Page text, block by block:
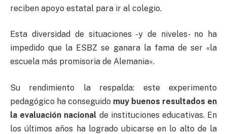
reciben apoyo estatal para ir al colegio.
Esta diversidad de situaciones -y de niveles- no ha
impedido que la ESBZ se ganara la fama de ser «la
escuela más promisoria de Alemania».
Su rendimiento la respalda: este experimento
pedagógico ha conseguido muy buenos resultados en
la evaluación nacional de instituciones educativas. En
los últimos años ha logrado ubicarse en lo alto de la